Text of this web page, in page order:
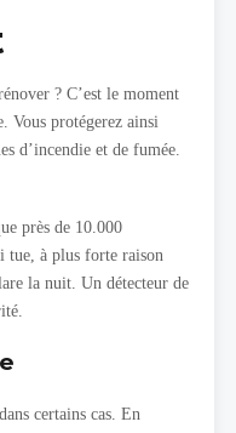
? C’est le moment
Vous protégerez ainsi
d’incendie et de fumée.
près de 10.000
tue, à plus forte raison
la nuit. Un détecteur de
certains cas. En